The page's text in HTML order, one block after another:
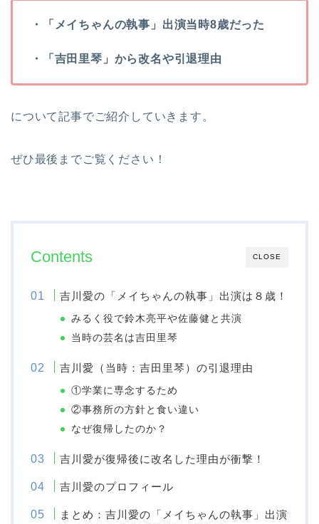
・「メイちゃんの執事」出演当時8歳だった
・「吉田里琴」から改名や引退理由
について記事でご紹介していきます。
ぜひ最後までご覧ください！
CLOSE
Contents
吉川愛の「メイちゃんの執事」出演は８歳！
みるく役で鈴木亮平や佐藤健と共演
当時の芸名は吉田里琴
吉川愛（当時：吉田里琴）の引退理由
①学業に専念するため
②事務所の方針と食い違い
なぜ復帰したのか？
吉川愛が復帰後に改名した理由が衝撃！
吉川愛のプロフィール
まとめ：吉川愛の「メイちゃんの執事」出演